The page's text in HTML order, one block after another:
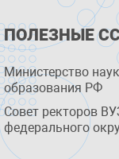
ПОЛЕЗНЫЕ
Министерство
образования РФ
Совет ректоров
федерального